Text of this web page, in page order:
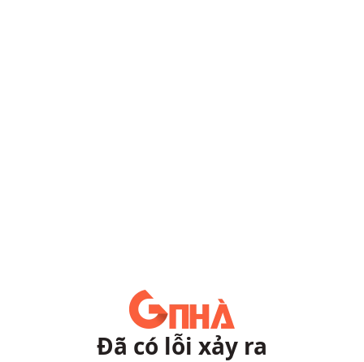
Đã có lỗi xảy ra